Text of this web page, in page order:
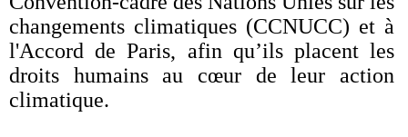
changements climatiques (CCNUCC) et à
l'Accord de Paris, afin qu’ils placent les
droits humains au cœur de leur action
climatique.